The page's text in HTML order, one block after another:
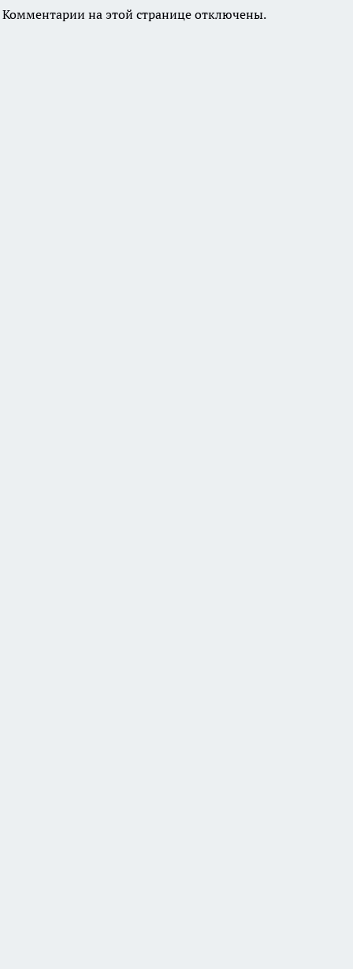
Комментарии на этой странице отключены.